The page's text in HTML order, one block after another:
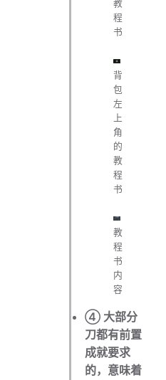
教
程
书
背
包
左
上
角
的
教
程
书
教
程
书
内
容
④ 大部分
刀都有前置
成就要求
的，意味着